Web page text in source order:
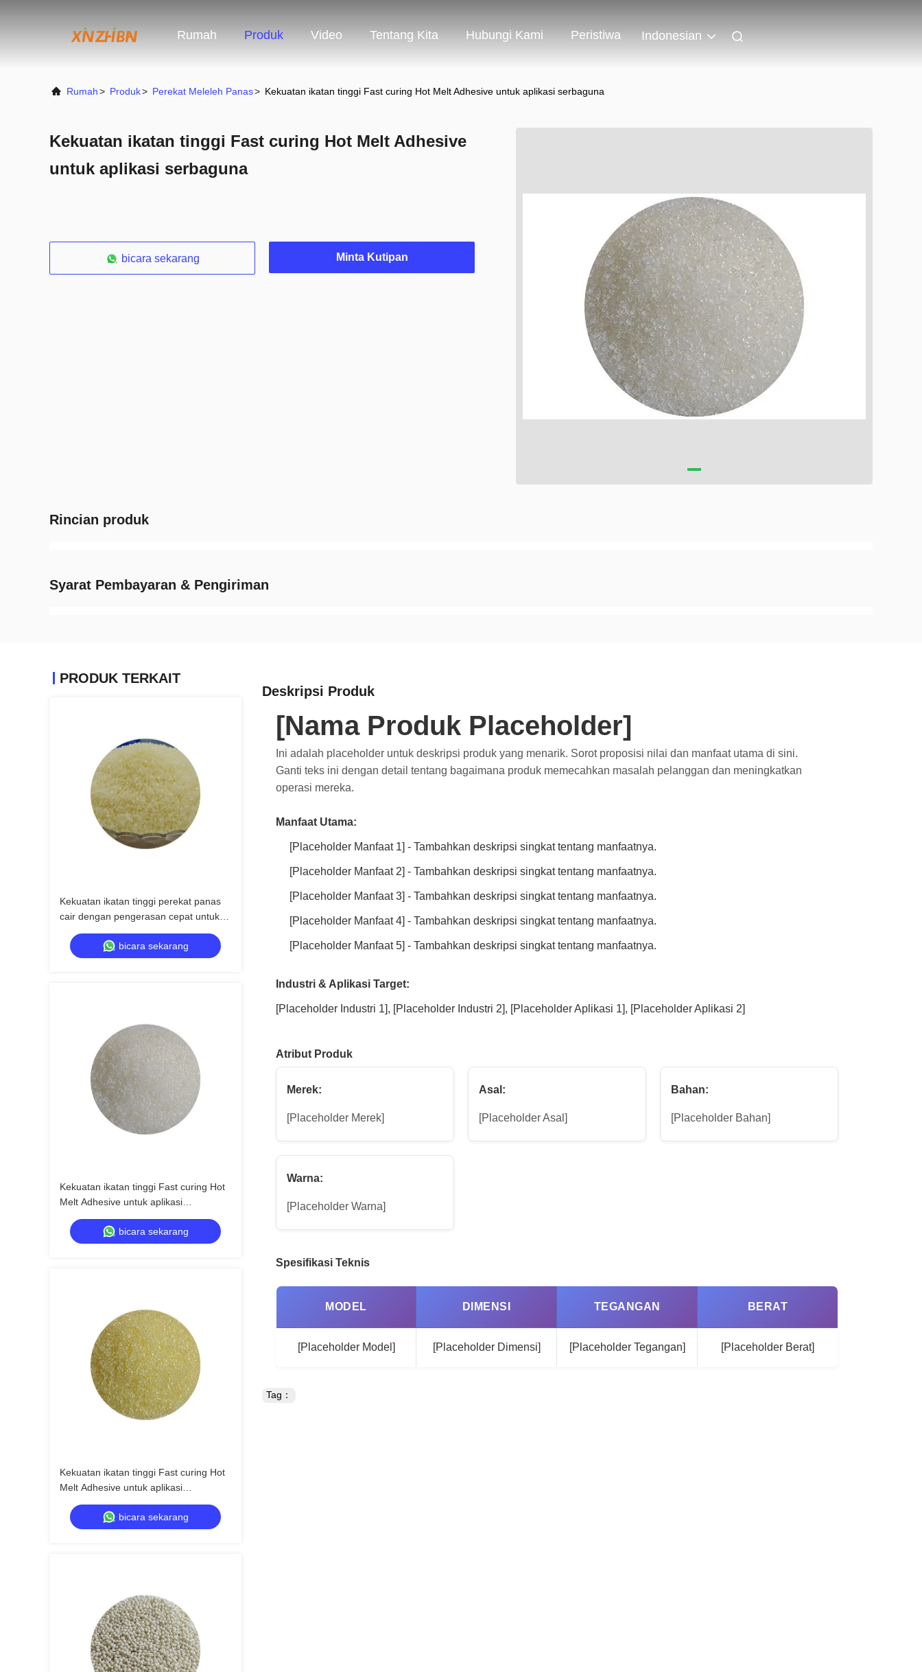
Rumah Produk Video Tentang Kita Hubungi Kami Peristiwa Indonesian
Rumah> Produk> Perekat Meleleh Panas> Kekuatan ikatan tinggi Fast curing Hot Melt Adhesive untuk aplikasi serbaguna
Kekuatan ikatan tinggi Fast curing Hot Melt Adhesive
untuk aplikasi serbaguna
bicara sekarang Minta Kutipan
Rincian produk
Syarat Pembayaran & Pengiriman
PRODUK TERKAIT
Kekuatan ikatan tinggi perekat panas
cair dengan pengerasan cepat untuk
aplikasi serbaguna
bicara sekarang
Kekuatan ikatan tinggi Fast curing Hot
Melt Adhesive untuk aplikasi
serbaguna
bicara sekarang
Kekuatan ikatan tinggi Fast curing Hot
Melt Adhesive untuk aplikasi
serbaguna
bicara sekarang
Deskripsi Produk
[Nama Produk Placeholder]
Ini adalah placeholder untuk deskripsi produk yang menarik. Sorot proposisi nilai dan manfaat utama di sini.
Ganti teks ini dengan detail tentang bagaimana produk memecahkan masalah pelanggan dan meningkatkan
operasi mereka.
Manfaat Utama:
[Placeholder Manfaat 1] - Tambahkan deskripsi singkat tentang manfaatnya.
[Placeholder Manfaat 2] - Tambahkan deskripsi singkat tentang manfaatnya.
[Placeholder Manfaat 3] - Tambahkan deskripsi singkat tentang manfaatnya.
[Placeholder Manfaat 4] - Tambahkan deskripsi singkat tentang manfaatnya.
[Placeholder Manfaat 5] - Tambahkan deskripsi singkat tentang manfaatnya.
Industri & Aplikasi Target:
[Placeholder Industri 1], [Placeholder Industri 2], [Placeholder Aplikasi 1], [Placeholder Aplikasi 2]
Atribut Produk
Merek:
[Placeholder Merek]
Asal:
[Placeholder Asal]
Bahan:
[Placeholder Bahan]
Warna:
[Placeholder Warna]
Spesifikasi Teknis
MODEL DIMENSI TEGANGAN BERAT
[Placeholder Model] [Placeholder Dimensi] [Placeholder Tegangan] [Placeholder Berat]
Tag：